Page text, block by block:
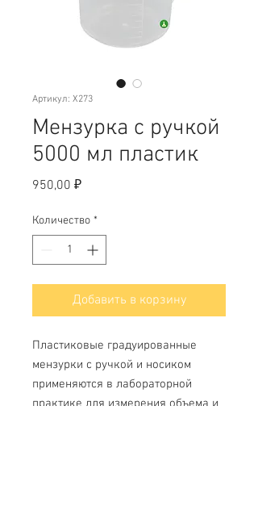
Артикул: Х273
Мензурка с ручкой
5000 мл пластик
950,00 ₽Цена
Количество *
Добавить в корзину
Пластиковые градуированные
мензурки с ручкой и носиком
применяются в лабораторной
практике для измерения объема и